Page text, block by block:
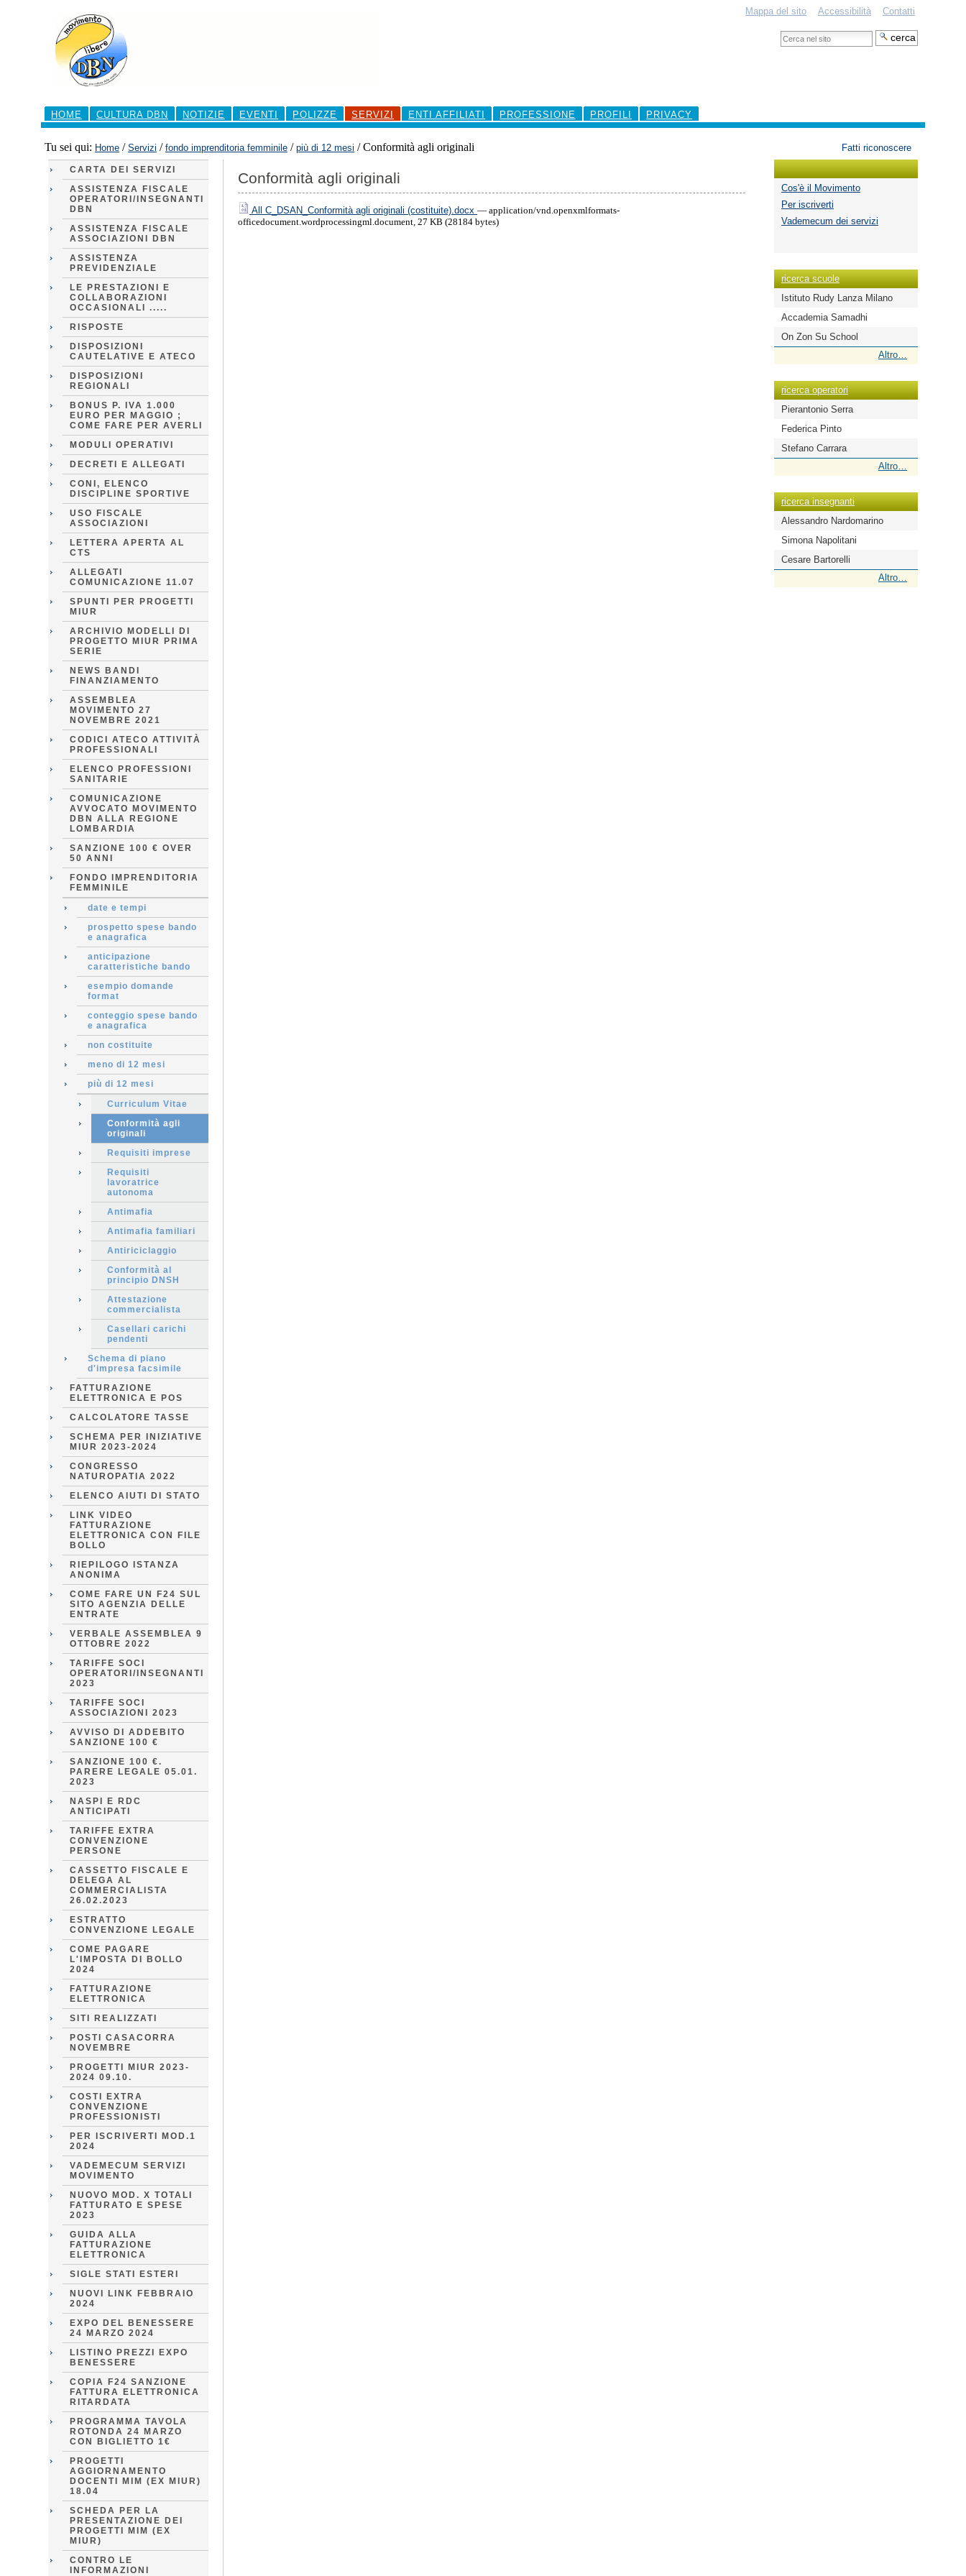
contenuti.
navigazione
Mappa del sito Accessibilità Contatti
Cerca
nel
Sezioni
HOME
CULTURA DBN NOTIZIE EVENTI POLIZZE SERVIZI ENTI AFFILIATI PROFESSIONE PROFILI PRIVACY
Fatti riconoscere
Tu sei qui: Home / Servizi / fondo imprenditoria femminile / più di 12 mesi /Conformità agli originali
CARTA DEI SERVIZI
ASSISTENZA FISCALE
OPERATORI/INSEGNANTI
DBN
ASSISTENZA FISCALE
ASSOCIAZIONI DBN
ASSISTENZA
PREVIDENZIALE
LE PRESTAZIONI E
COLLABORAZIONI
OCCASIONALI .....
RISPOSTE
DISPOSIZIONI
CAUTELATIVE E ATECO
DISPOSIZIONI
REGIONALI
BONUS P. IVA 1.000
EURO PER MAGGIO ;
COME FARE PER AVERLI
MODULI OPERATIVI
DECRETI E ALLEGATI
CONI, ELENCO
DISCIPLINE SPORTIVE
USO FISCALE
ASSOCIAZIONI
LETTERA APERTA AL
CTS
ALLEGATI
COMUNICAZIONE 11.07
SPUNTI PER PROGETTI
MIUR
ARCHIVIO MODELLI DI
PROGETTO MIUR PRIMA
SERIE
NEWS BANDI
FINANZIAMENTO
ASSEMBLEA
MOVIMENTO 27
NOVEMBRE 2021
CODICI ATECO ATTIVITÀ
PROFESSIONALI
ELENCO PROFESSIONI
SANITARIE
COMUNICAZIONE
AVVOCATO MOVIMENTO
DBN ALLA REGIONE
LOMBARDIA
SANZIONE 100 € OVER
50 ANNI
FONDO IMPRENDITORIA
FEMMINILE
date e tempi
prospetto spese bando
e anagrafica
anticipazione
caratteristiche bando
esempio domande
format
conteggio spese bando
e anagrafica
non costituite
meno di 12 mesi
più di 12 mesi
Curriculum Vitae
Conformità agli
originali
Requisiti imprese
Requisiti
lavoratrice
autonoma
Antimafia
Antimafia familiari
Antiriciclaggio
Conformità al
principio DNSH
Attestazione
commercialista
Casellari carichi
pendenti
Schema di piano
d'impresa facsimile
FATTURAZIONE
ELETTRONICA E POS
CALCOLATORE TASSE
SCHEMA PER INIZIATIVE
MIUR 2023-2024
CONGRESSO
NATUROPATIA 2022
ELENCO AIUTI DI STATO
LINK VIDEO
FATTURAZIONE
ELETTRONICA CON FILE
BOLLO
RIEPILOGO ISTANZA
ANONIMA
COME FARE UN F24 SUL
SITO AGENZIA DELLE
ENTRATE
VERBALE ASSEMBLEA 9
OTTOBRE 2022
TARIFFE SOCI
OPERATORI/INSEGNANTI
2023
TARIFFE SOCI
ASSOCIAZIONI 2023
AVVISO DI ADDEBITO
SANZIONE 100 €
SANZIONE 100 €.
PARERE LEGALE 05.01.
2023
NASPI E RDC
ANTICIPATI
TARIFFE EXTRA
CONVENZIONE
PERSONE
CASSETTO FISCALE E
DELEGA AL
COMMERCIALISTA
26.02.2023
ESTRATTO
CONVENZIONE LEGALE
COME PAGARE
L'IMPOSTA DI BOLLO
2024
FATTURAZIONE
ELETTRONICA
SITI REALIZZATI
POSTI CASACORRA
NOVEMBRE
PROGETTI MIUR 2023-
2024 09.10.
COSTI EXTRA
CONVENZIONE
PROFESSIONISTI
PER ISCRIVERTI MOD.1
2024
VADEMECUM SERVIZI
MOVIMENTO
NUOVO MOD. X TOTALI
FATTURATO E SPESE
2023
GUIDA ALLA
FATTURAZIONE
ELETTRONICA
SIGLE STATI ESTERI
NUOVI LINK FEBBRAIO
2024
EXPO DEL BENESSERE
24 MARZO 2024
LISTINO PREZZI EXPO
BENESSERE
COPIA F24 SANZIONE
FATTURA ELETTRONICA
RITARDATA
PROGRAMMA TAVOLA
ROTONDA 24 MARZO
CON BIGLIETTO 1€
PROGETTI
AGGIORNAMENTO
DOCENTI MIM (EX MIUR)
18.04
SCHEDA PER LA
PRESENTAZIONE DEI
PROGETTI MIM (EX
MIUR)
CONTRO LE
INFORMAZIONI
Conformità agli originali
All C_DSAN_Conformità agli originali (costituite).docx — application/vnd.openxmlformats-
officedocument.wordprocessingml.document, 27 KB (28184 bytes)
Cos'è il Movimento
Per iscriverti
Vademecum dei servizi
ricerca scuole
Istituto Rudy Lanza Milano
Accademia Samadhi
On Zon Su School
scuole
-
Altro…
ricerca operatori
Pierantonio Serra
Federica Pinto
Stefano Carrara
operatori
-
Altro…
ricerca insegnanti
Alessandro Nardomarino
Simona Napolitani
Cesare Bartorelli
insegnanti
Altro…